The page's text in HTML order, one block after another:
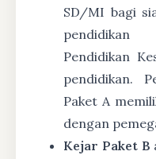
SD/MI bagi
Pendidikan
pendidikan.
Paket A
dengan
Kejar Paket B